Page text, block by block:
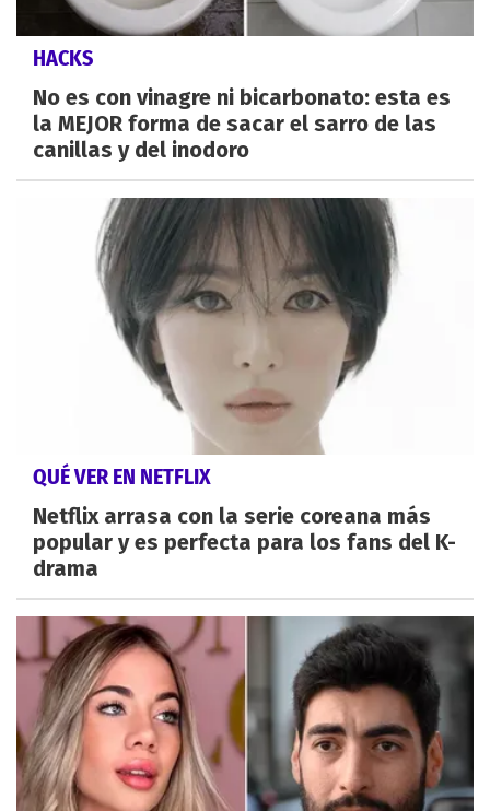
HACKS
No es con vinagre ni bicarbonato: esta es
la MEJOR forma de sacar el sarro de las
canillas y del inodoro
QUÉ VER EN NETFLIX
Netflix arrasa con la serie coreana más
popular y es perfecta para los fans del K-
drama